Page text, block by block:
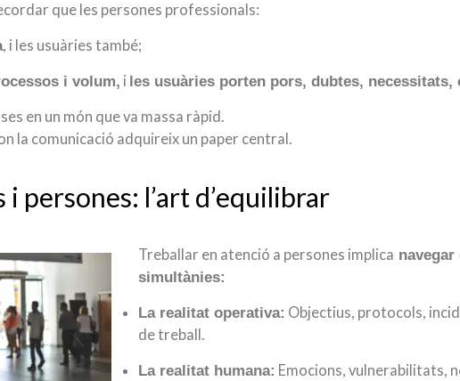
que les persones professionals:
, i les usuàries també;
i volum, i les usuàries porten pors, dubtes, necessitats,
en un món que va massa ràpid.
la comunicació adquireix un paper central.
i persones: l’art d’equilibrar
Treballar en atenció a persones implica
simultànies:
La realitat operativa: Objectius, protocols,
de treball.
La realitat humana: Emocions, vulnerabilitats,